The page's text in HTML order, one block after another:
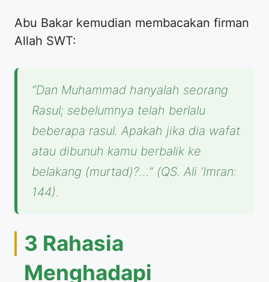
​Abu Bakar kemudian membacakan firman
Allah SWT:
“Dan Muhammad hanyalah seorang
Rasul; sebelumnya telah berlalu
beberapa rasul. Apakah jika dia wafat
atau dibunuh kamu berbalik ke
belakang (murtad)?…” (QS. Ali ‘Imran:
144).
​3 Rahasia
Menghadapi